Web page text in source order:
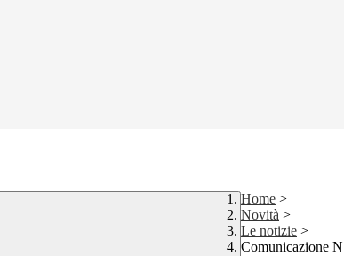
Home >
Novità >
Le notizie >
Comunicazione